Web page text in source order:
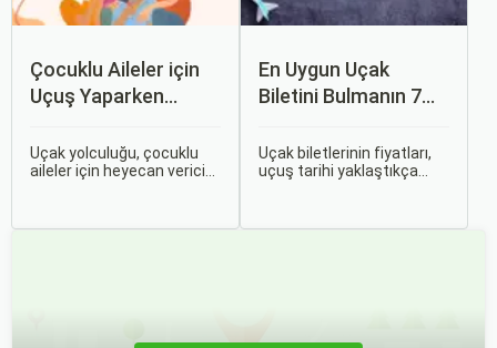
Çocuklu Aileler için
Uçuş Yaparken
Gerekenler
Uçak yolculuğu, çocuklu
aileler için heyecan verici
En Uygun Uçak
Biletini Bulmanın 7
Uçak biletlerinin fiyatları,
uçuş tarihi yaklaştıkça